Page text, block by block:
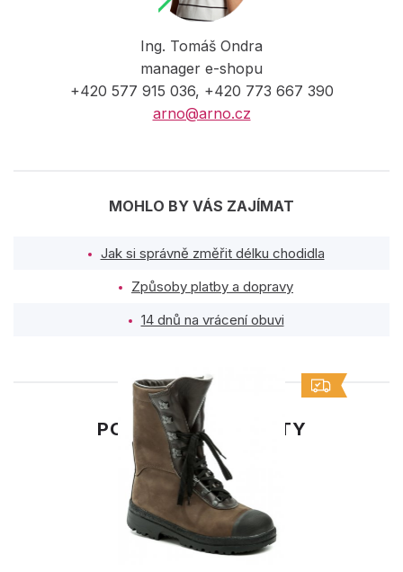
Ing. Tomáš Ondra
manager e-shopu
+420 577 915 036, +420 773 667 390
arno@arno.cz
MOHLO BY VÁS ZAJÍMAT
Jak si správně změřit délku chodidla
Způsoby platby a dopravy
14 dnů na vrácení obuvi
PODOBNÉ PRODUKTY